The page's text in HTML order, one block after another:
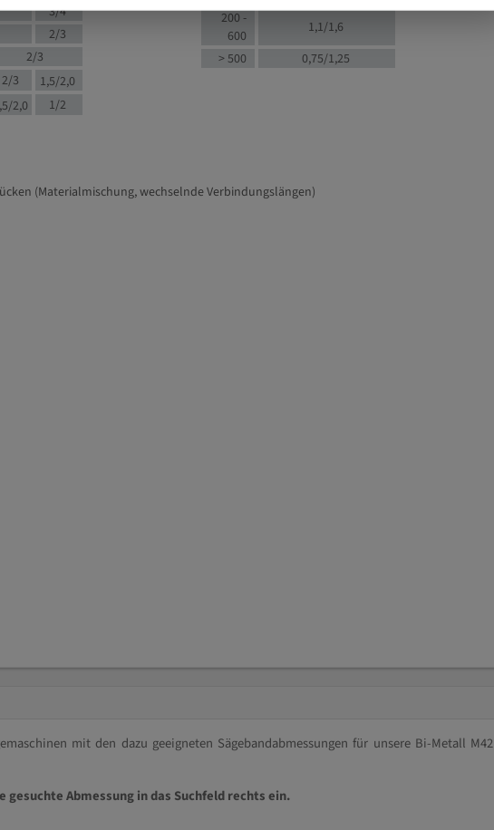
3/4
2/3
2/3
2/3
1,5/2,0
2,0 1/2
200 -
600
1,1/1,6
> 500
0,75/1,25
(Materialmischung, wechselnde Verbindungslängen)
mit den dazu geeigneten Sägebandabmessungen für unsere Bi-Metall M42
Abmessung in das Suchfeld rechts ein.